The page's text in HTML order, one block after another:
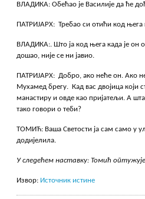
ВЛАДИКА: Обећао је Василије да ће
ПАТРИЈАРХ: Требао си отићи код њега
ВЛАДИКА:. Што ја код њега када је он
дошао, није се ни јавио.
ПАТРИЈАРХ: Добро, ако неће он. Ако
Мухамед брегу. Кад вас двојица који
манастиру и овде као пријатељи. А
тако говори о теби?
ТОМИЋ: Ваша Светости ја сам само у
додијелила.
У следећем наставку: Томић
Извор: Источник истине